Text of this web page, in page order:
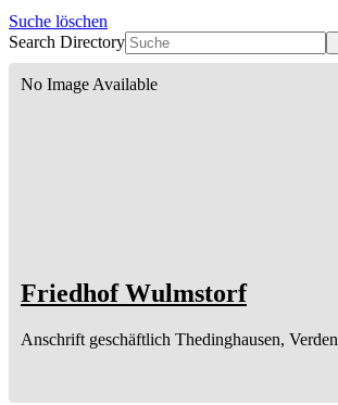
Suche löschen
Search Directory
No Image Available
Friedhof Wulmstorf
Anschrift geschäftlich Thedinghausen, Verden